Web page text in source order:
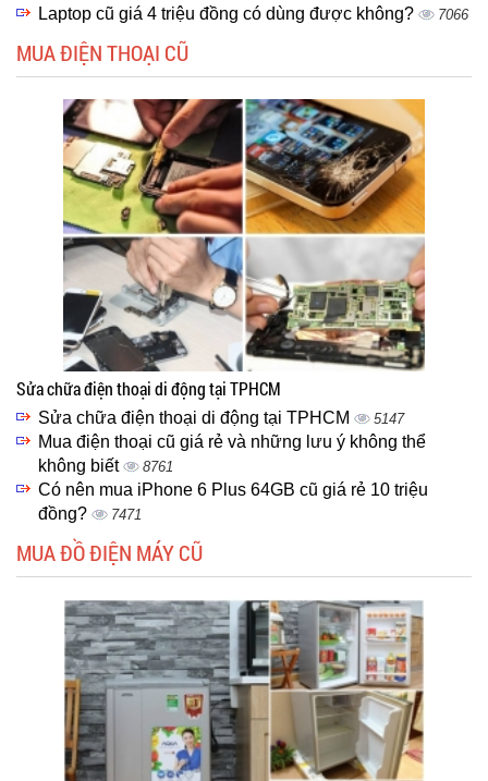
Laptop cũ giá 4 triệu đồng có dùng được không? 7066
MUA ĐIỆN THOẠI CŨ
Sửa chữa điện thoại di động tại TPHCM
Sửa chữa điện thoại di động tại TPHCM 5147
Mua điện thoại cũ giá rẻ và những lưu ý không thể
không biết
8761
Có nên mua iPhone 6 Plus 64GB cũ giá rẻ 10 triệu
đồng?
7471
MUA ĐỒ ĐIỆN MÁY CŨ